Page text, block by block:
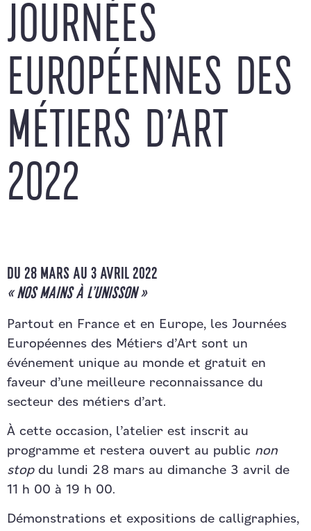
JOURNÉES
EUROPÉENNES DES
MÉTIERS D’ART
2022
DU 28 MARS AU 3 AVRIL 2022
« NOS MAINS À L’UNISSON »
Partout en France et en Europe, les Journées
Européennes des Métiers d’Art sont un
événement unique au monde et gratuit en
faveur d’une meilleure reconnaissance du
secteur des métiers d’art.
À cette occasion, l’atelier est inscrit au
programme et restera ouvert au public non
stopdu lundi 28 mars au dimanche 3 avril de
11 h 00 à 19 h 00.
Démonstrations et expositions de calligraphies,